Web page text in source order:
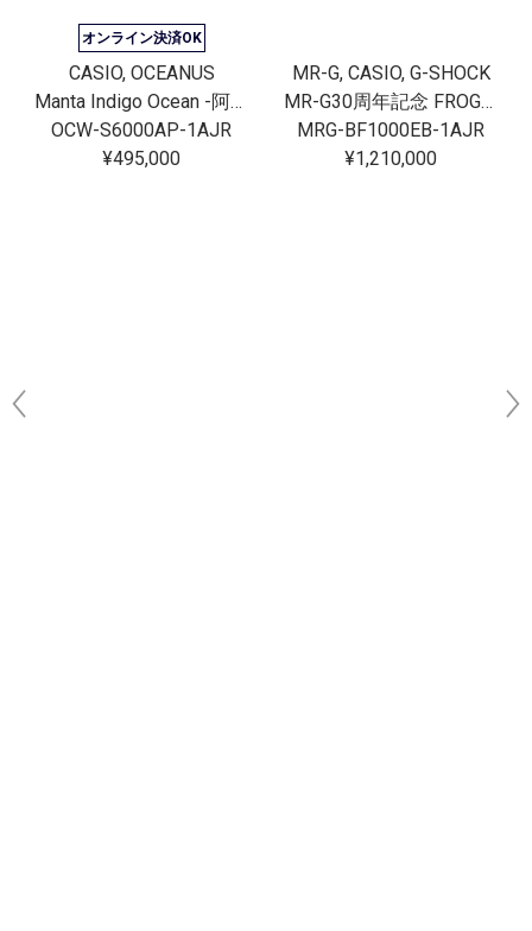
オンライン決済OK
CASIO, OCEANUS
Manta Indigo Ocean -阿波藍-
OCW-S6000AP-1AJR
¥495,000
MR-G, CASIO, G-SHOCK
MR-G30周年記念 FROGMAN[完売]
MRG-BF1000EB-1AJR
¥1,210,000